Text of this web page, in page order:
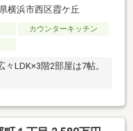
横浜市西区霞ケ丘
カウンターキッチン
LDK×3階2部屋は7帖。